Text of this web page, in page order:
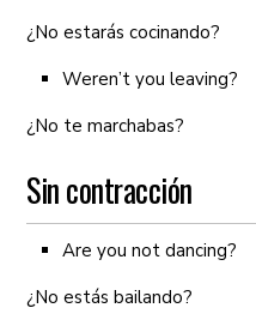
¿No estarás cocinando?
Weren’t you leaving?
¿No te marchabas?
Sin contracción
Are you not dancing?
¿No estás bailando?